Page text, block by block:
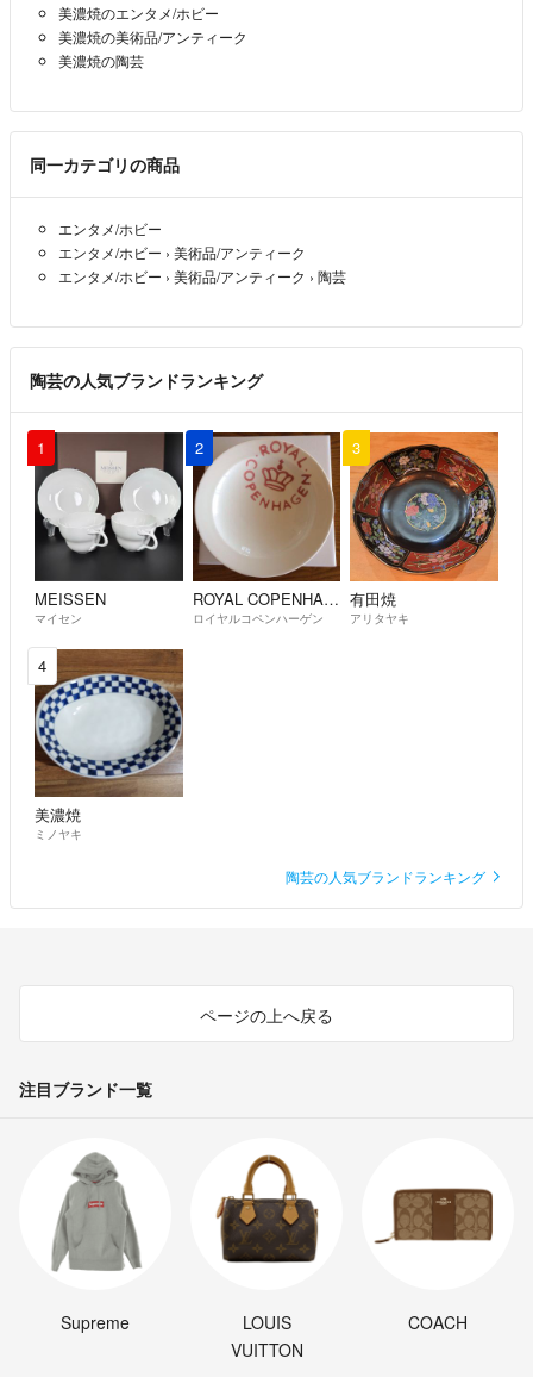
美濃焼のエンタメ/ホビー
美濃焼の美術品/アンティーク
美濃焼の陶芸
同一カテゴリの商品
エンタメ/ホビー
エンタメ/ホビー › 美術品/アンティーク
エンタメ/ホビー › 美術品/アンティーク › 陶芸
陶芸の人気ブランドランキング
1
MEISSEN
マイセン
2
ROYAL COPENHAGEN
ロイヤルコペンハーゲン
3
有田焼
アリタヤキ
4
美濃焼
ミノヤキ
陶芸の人気ブランドランキング
ページの上へ戻る
注目ブランド一覧
Supreme
LOUIS
VUITTON
COACH